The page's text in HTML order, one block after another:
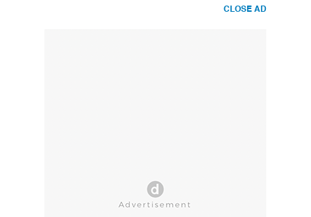
CLOSE AD